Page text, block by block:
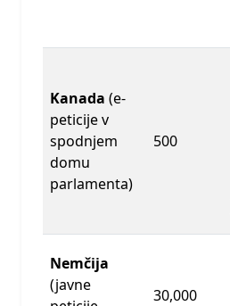
Kanada (e-
peticije v
spodnjem
domu
parlamenta)
500
Nemčija
(javne
30,000